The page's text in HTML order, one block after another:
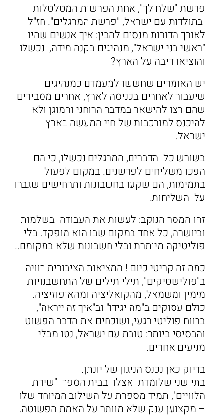
פרשת "שלח לך", אחת הפרשות המטלטלות
בתולדות עם ישראל, "פרשת המרגלים". חז"ל
לאורך הדורות מנסים להבין: איך אנשים שהיו
"ראשי בני ישראל", מנהיגים בקנה מידה, נכשלו
והוציאו דיבה על הארץ?
יש האומרים שחששו למעמדם כמנהיגים
שיעבור לאחרים בכניסה לארץ, אחרים מסבירים
שהם רצו להישאר במדבר הרוחני והמוגן ולא
להיכנס למורכבות של חיי המעשה בארץ
ישראל.
בשורש כל הדברים, המרגלים נכשלו, כי הם
הפכו משליחים לפרשנים. במקום לפעול
בתמימות, הם שקעו בחשבונות ותרחישים שגברו
על השליחות.
זהו המסר הנוקב: לעשות את העבודה בשלמות
וביושרה, כל אחד במקום שבו הוא מופקד. בלי
פוליטיקה מיותרת ובלי חשבונות שלא במקומם..
כמה זה קריטי כיום ! המציאות הציבורית רוויה
ב"פולישטיקים", תילי תילים של התחשבנויות
מימין ומשמאל, מהקואליציה ומהאופוזיציה.
כולם עסוקים ב"מה יגידו" וב"איך זה ייראה",
ברווח פוליטי רגעי, ושוכחים את הדבר הפשוט
והבסיסי ביותר: טובת עם ישראל, נטו מבלי
מניעים אחרים.
בדיוק כאן נכנס הניגון של יונתן.
בתי שני שלומדת אצלו בבית הספר "שירת
הלוויים", תמיד מספרת על השילוב המיוחד שלו
– מקצוען ענק שלא מוותר על האמת הפשוטה.